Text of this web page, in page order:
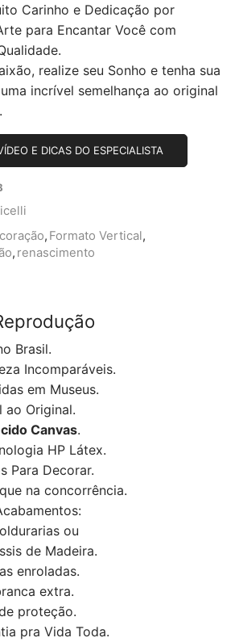
Carinho e Dedicação por
para Encantar Você com
realize seu Sonho e tenha sua
incrível semelhança ao original
E DICAS DO ESPECIALISTA
, Formato Vertical,
, renascimento
Brasil.
Incomparáveis.
em Museus.
ao Original.
Canvas.
HP Látex.
Para Decorar.
na concorrência.
ou
de Madeira.
enroladas.
extra.
proteção.
pra Vida Toda.